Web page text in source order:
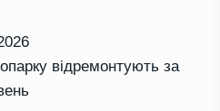
відремонтують за